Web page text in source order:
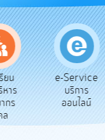
ยน
าร
กร
ล
e-Service
บริการ
ออนไลน์